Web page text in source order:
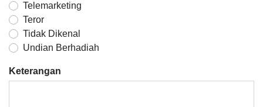
Telemarketing
Teror
Tidak Dikenal
Undian Berhadiah
Keterangan